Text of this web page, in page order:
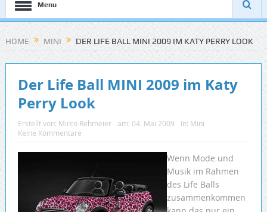
Menu
HOME MINI DER LIFE BALL MINI 2009 IM KATY PERRY LOOK
Der Life Ball MINI 2009 im Katy
Perry Look
Erstellt von: Mirco Rehmeier am: 04. Mai 2009 In: Mini
Keine Kommentare
Wenn Mode und
Musik im Rahmen
des Life Balls
zusammenkommen